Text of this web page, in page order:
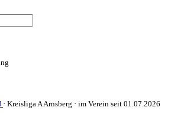
· Kreisliga A Arnsberg · im Verein seit 01.07.2026